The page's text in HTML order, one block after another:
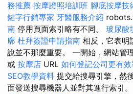
務推薦 按摩證照培訓班 腳底按摩技
鍵字行銷專家 牙醫服務介紹
南 停用頁面索引略有不同。 玻尿酸
廓 杜拜簽證申請指南 相反，它表明
說並不那麼重要。 一開始，網站管
或 按摩店 URL 如何登記公司更有
SEO教學資料 提交給搜尋引擎，然
面發送搜尋機器人並對其進行索引。